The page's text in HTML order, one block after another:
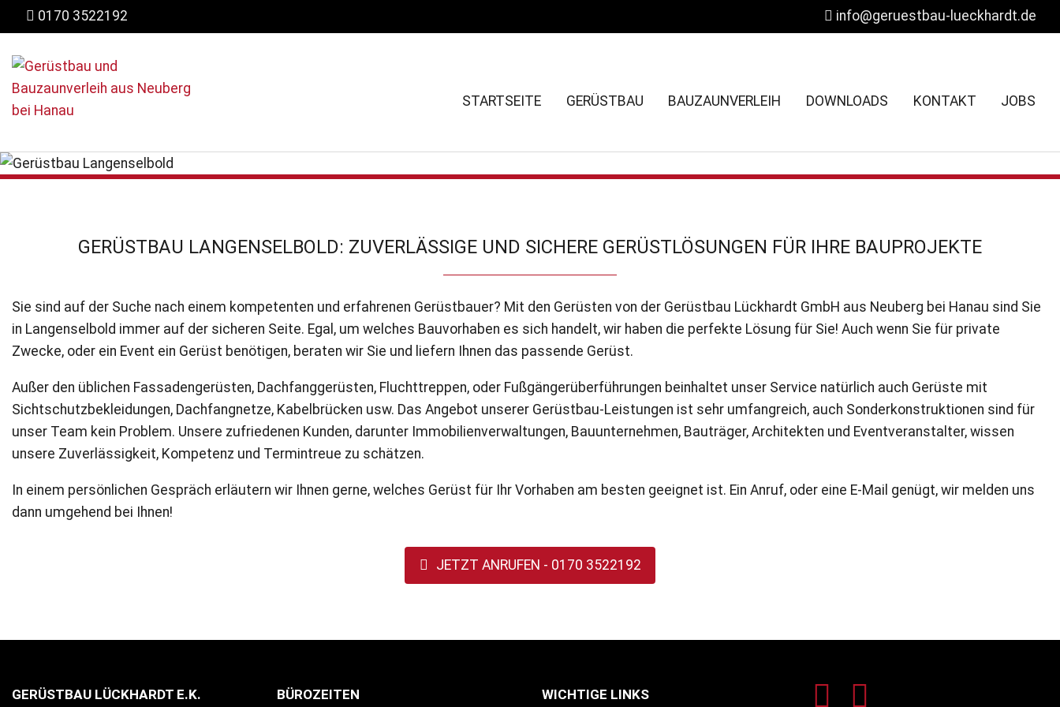
0170 3522192 info@geruestbau-lueckhardt.de
STARTSEITE GERÜSTBAU BAUZAUNVERLEIH DOWNLOADS KONTAKT JOBS
Ihr Partner für Gerüstbau in Langenselbold.
GERÜSTBAU LANGENSELBOLD: ZUVERLÄSSIGE UND SICHERE GERÜSTLÖSUNGEN FÜR IHRE BAUPROJEKTE
Sie sind auf der Suche nach einem kompetenten und erfahrenen Gerüstbauer? Mit den Gerüsten von der Gerüstbau Lückhardt GmbH aus Neuberg bei Hanau sind Sie
in Langenselbold immer auf der sicheren Seite. Egal, um welches Bauvorhaben es sich handelt, wir haben die perfekte Lösung für Sie! Auch wenn Sie für private
Zwecke, oder ein Event ein Gerüst benötigen, beraten wir Sie und liefern Ihnen das passende Gerüst.
Außer den üblichen Fassadengerüsten, Dachfanggerüsten, Fluchttreppen, oder Fußgängerüberführungen beinhaltet unser Service natürlich auch Gerüste mit
Sichtschutzbekleidungen, Dachfangnetze, Kabelbrücken usw. Das Angebot unserer Gerüstbau-Leistungen ist sehr umfangreich, auch Sonderkonstruktionen sind für
unser Team kein Problem. Unsere zufriedenen Kunden, darunter Immobilienverwaltungen, Bauunternehmen, Bauträger, Architekten und Eventveranstalter, wissen
unsere Zuverlässigkeit, Kompetenz und Termintreue zu schätzen.
In einem persönlichen Gespräch erläutern wir Ihnen gerne, welches Gerüst für Ihr Vorhaben am besten geeignet ist. Ein Anruf, oder eine E-Mail genügt, wir melden uns
dann umgehend bei Ihnen!
JETZT ANRUFEN - 0170 3522192
GERÜSTBAU LÜCKHARDT E.K. BÜROZEITEN WICHTIGE LINKS